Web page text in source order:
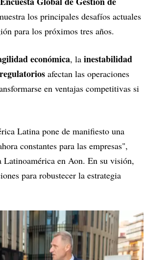
los principales desafíos actuales
para los próximos tres años.
económica, la inestabilidad
afectan las operaciones
en ventajas competitivas si
Latina pone de manifiesto una
constantes para las empresas",
en Aon. En su visión,
para robustecer la estrategia